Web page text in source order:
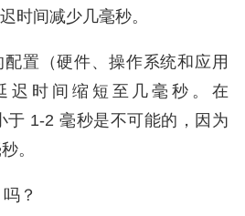
时间减少几毫秒。
置（硬件、操作系统和应用
迟时间缩短至几毫秒。在
于 1-2 毫秒是不可能的，因为
。
？